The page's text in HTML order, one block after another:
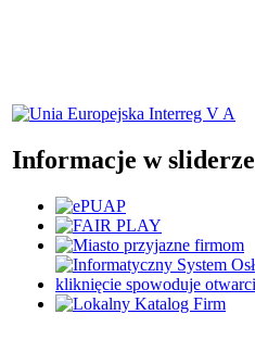
Informacje w sliderze